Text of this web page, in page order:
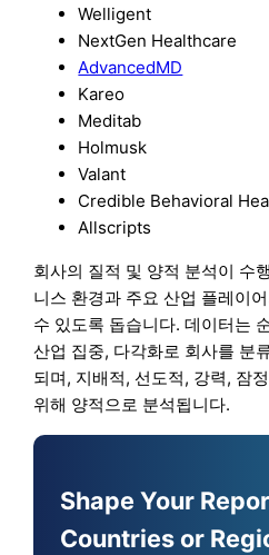
Welligent
NextGen Healthcare
AdvancedMD
Kareo
Meditab
Holmusk
Valant
Credible Behavioral
Allscripts
회사의 질적 및 양적 분석이 수
니스 환경과 주요 산업 플레이
수 있도록 돕습니다. 데이터는
산업 집중, 다각화로 회사를 분
되며, 지배적, 선도적, 강력, 잠
위해 양적으로 분석됩니다.
Shape Your
Countries or